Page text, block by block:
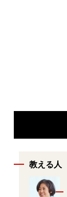
教える人